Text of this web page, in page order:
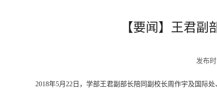
【要闻】王君
发布
2018年5月22日，学部王君副部长陪同副校长周作宇及国际